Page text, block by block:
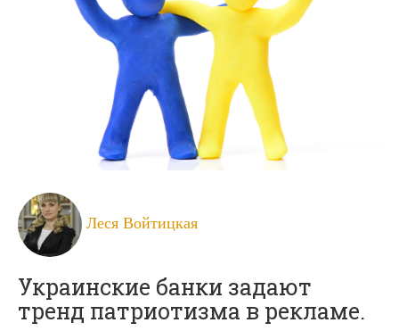
Леся Войтицкая
Украинские банки задают
тренд патриотизма в рекламе.